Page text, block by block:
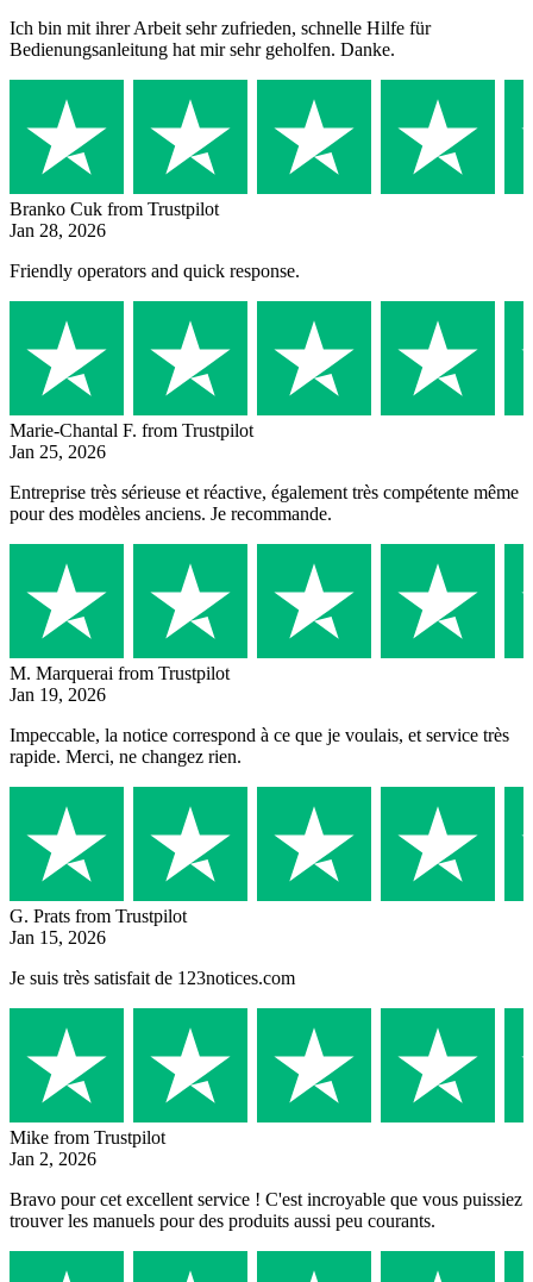
Ich bin mit ihrer Arbeit sehr zufrieden, schnelle Hilfe für
Bedienungsanleitung hat mir sehr geholfen. Danke.
Branko Cuk from Trustpilot
Jan 28, 2026
Friendly operators and quick response.
Marie-Chantal F. from Trustpilot
Jan 25, 2026
Entreprise très sérieuse et réactive, également très compétente même
pour des modèles anciens. Je recommande.
M. Marquerai from Trustpilot
Jan 19, 2026
Impeccable, la notice correspond à ce que je voulais, et service très
rapide. Merci, ne changez rien.
G. Prats from Trustpilot
Jan 15, 2026
Je suis très satisfait de 123notices.com
Mike from Trustpilot
Jan 2, 2026
Bravo pour cet excellent service ! C'est incroyable que vous puissiez
trouver les manuels pour des produits aussi peu courants.